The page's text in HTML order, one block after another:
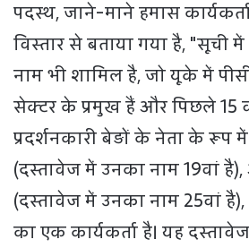
पदस्थ, जाने-माने हमास
विस्तार से बताया गया है, "सूची में
नाम भी शामिल है, जो यूके में
सेक्टर के प्रमुख हैं और पिछले 15
प्रदर्शनकारी बेड़ों के नेता के रूप
(दस्तावेज में उनका नाम 19वां
(दस्तावेज में उनका नाम 25वां
का एक कार्यकर्ता है। यह